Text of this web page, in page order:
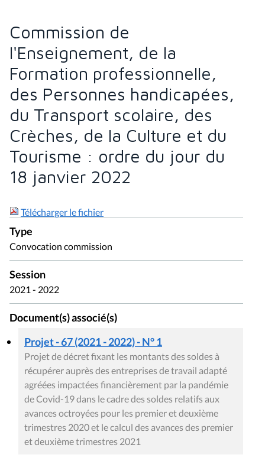
Commission de
l'Enseignement, de la
Formation professionnelle,
des Personnes handicapées,
du Transport scolaire, des
Crèches, de la Culture et du
Tourisme : ordre du jour du
18 janvier 2022
Télécharger le fichier
Type
Convocation commission
Session
2021 - 2022
Document(s) associé(s)
Projet - 67 (2021 - 2022) - N° 1
Projet de décret fixant les montants des soldes à
récupérer auprès des entreprises de travail adapté
agréées impactées financièrement par la pandémie
de Covid-19 dans le cadre des soldes relatifs aux
avances octroyées pour les premier et deuxième
trimestres 2020 et le calcul des avances des premier
et deuxième trimestres 2021